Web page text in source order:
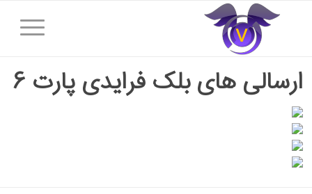
ارسالی های بلک فرایدی پارت 6